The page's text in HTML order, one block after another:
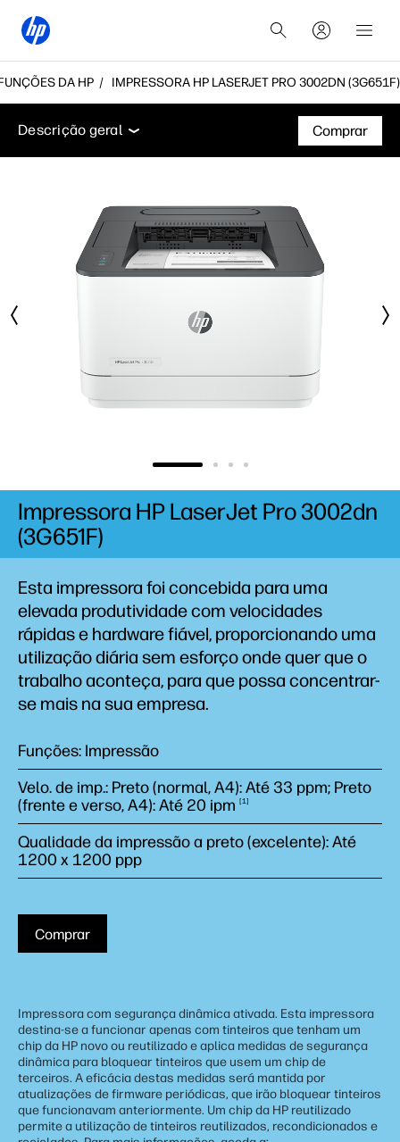
DA HP IMPRESSORA HP LASERJET PRO 3002DN (3G651F)
Descrição geral Funcionalidades
Especificações
Descrição geral
Funcionalidades
Especificações técnicas
Acessórios
Comprar
Esta impressora foi concebida para uma
elevada produtividade com velocidades
rápidas e hardware fiável, proporcionando uma
utilização diária sem esforço onde quer que o
trabalho aconteça, para que possa concentrar-
se mais na sua empresa.
Funções: Impressão
Velo. de imp.: Preto (normal, A4): Até 33 ppm; Preto
(frente e verso, A4): Até 20 ipm 1
Qualidade da impressão a preto (excelente): Até
1200 x 1200 ppp
Comprar
Impressora com segurança dinâmica ativada. Esta impressora
destina-se a funcionar apenas com tinteiros que tenham um
chip da HP novo ou reutilizado e aplica medidas de segurança
dinâmica para bloquear tinteiros que usem um chip de
terceiros. A eficácia destas medidas será mantida por
atualizações de firmware periódicas, que irão bloquear tinteiros
que funcionavam anteriormente. Um chip da HP reutilizado
permite a utilização de tinteiros reutilizados, recondicionados e
Impressora HP LaserJet Pro 3002dn
(3G651F)